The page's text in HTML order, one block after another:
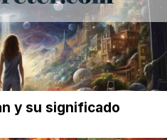
y su significado